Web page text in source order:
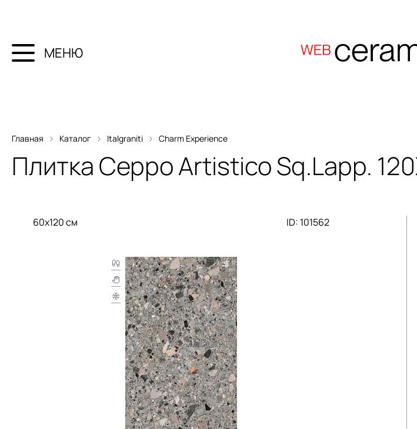
МЕНЮ
Главная Каталог Italgraniti Charm Experience
ПлиткаCeppo Artistico Sq.Lapp.
60x120 см ID: 101562